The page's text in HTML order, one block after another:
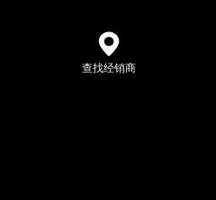
查找经销商